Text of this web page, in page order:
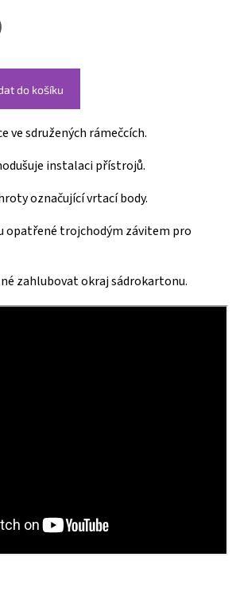
do košíku
ve sdružených rámečcích.
instalaci přístrojů.
označující vrtací body.
opatřené trojchodým závitem pro
zahlubovat okraj sádrokartonu.